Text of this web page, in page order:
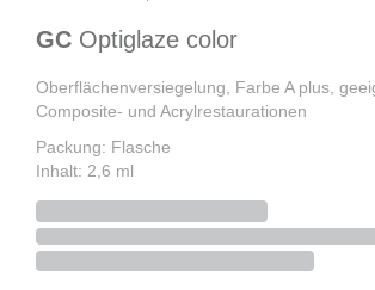
GC Optiglaze color
Oberflächenversiegelung, Farbe A plus,
Composite- und Acrylrestaurationen
Packung: Flasche
Inhalt: 2,6 ml